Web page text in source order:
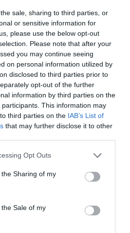
sale, sharing to third parties, or
or sensitive information for
please use the below opt-out
Please note that after your
you may continue seeing
on personal information utilized by
disclosed to third parties prior to
opt-out of the further
information by third parties on the
participants. This information may
third parties on the IAB’s List of
that may further disclose it to other
Opt Outs
Sharing of my
Sale of my
21/05/2025